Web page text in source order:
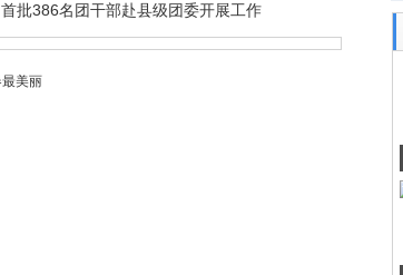
首批386名团干部赴县级团委开展工作